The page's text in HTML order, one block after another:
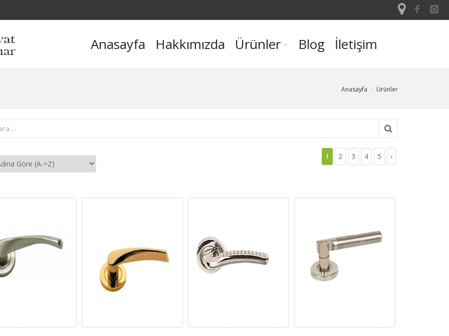
Anasayfa Hakkımızda Ürünler Blog İletişim
Anasayfa Ürünler
1 2 3 4 5 ›